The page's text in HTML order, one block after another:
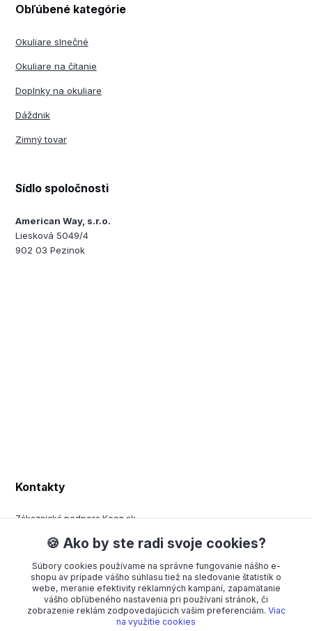
Obľúbené kategórie
Okuliare slnečné
Okuliare na čítanie
Doplnky na okuliare
Dáždnik
Zimný tovar
Sídlo spoločnosti
American Way, s.r.o.
Liesková 5049/4
902 03 Pezinok
Kontakty
Zákaznická podpora Keen.sk
+420 377 443 970
(Po-Pá, 8-15 hod.)
order@americanway.sk
🍪 Ako by ste radi svoje cookies?
Súbory cookies používame na správne fungovanie nášho e-
shopu av prípade vášho súhlasu tiež na sledovanie štatistík o
webe, meranie efektivity reklamných kampaní, zapamätanie
vášho obľúbeného nastavenia pri používaní stránok, či
zobrazenie reklám zodpovedajúcich vašim preferenciám. Viac
na využitie cookies